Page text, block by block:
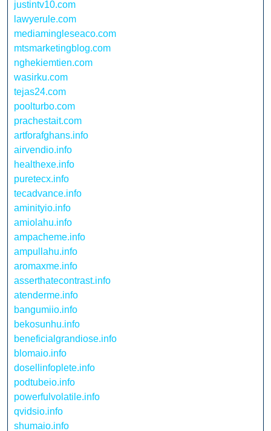
justintv10.com
lawyerule.com
mediamingleseaco.com
mtsmarketingblog.com
nghekiemtien.com
wasirku.com
tejas24.com
poolturbo.com
prachestait.com
artforafghans.info
airvendio.info
healthexe.info
puretecx.info
tecadvance.info
aminityio.info
amiolahu.info
ampacheme.info
ampullahu.info
aromaxme.info
asserthatecontrast.info
atenderme.info
bangumiio.info
bekosunhu.info
beneficialgrandiose.info
blomaio.info
dosellinfoplete.info
podtubeio.info
powerfulvolatile.info
qvidsio.info
shumaio.info